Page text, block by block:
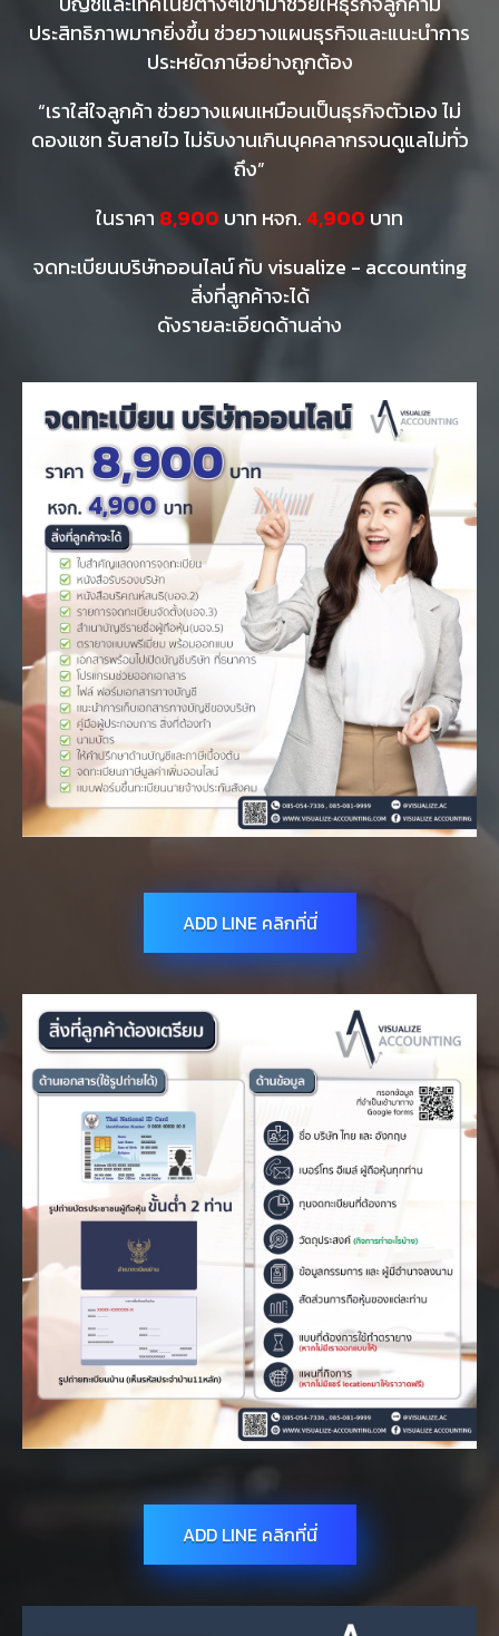
ประสิทธิภาพมากยิ่งขึ้น ช่วยวางแผนธุรกิจและแนะนำการ
ประหยัดภาษีอย่างถูกต้อง
“เราใส่ใจลูกค้า ช่วยวางแผนเหมือนเป็นธุรกิจตัวเอง ไม่
ดองแชท รับสายไว ไม่รับงานเกินบุคคลากรจนดูแลไม่ทั่ว
ถึง”
ในราคา 8,900 บาท หจก.4,900 บาท
จดทะเบียนบริษัทออนไลน์ กับ visualize - accounting
สิ่งที่ลูกค้าจะได้
ดังรายละเอียดด้านล่าง
ADD LINE คลิกที่นี่
ADD LINE คลิกที่นี่